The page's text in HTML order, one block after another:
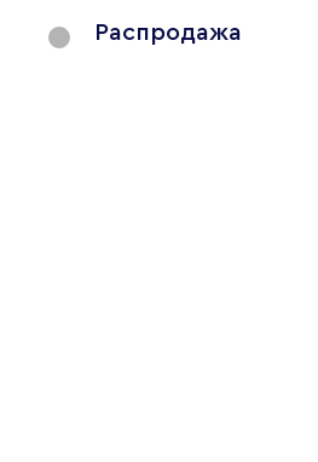
Распродажа